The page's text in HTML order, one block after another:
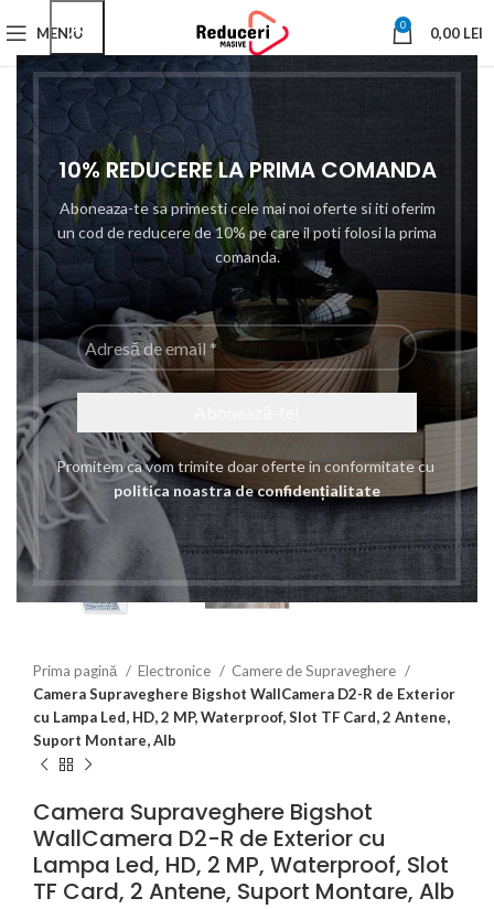
10% REDUCERE LA PRIMA COMANDA
Aboneaza-te sa primesti cele mai noi oferte si iti oferim
un cod de reducere de 10% pe care il poti folosi la prima
comanda.
Adresă
de
email
*
Promitem ca vom trimite doar oferte in conformitate cu
politica noastra de confidențialitate
MENIU 0 0,00 LEI
Click to enlarge
Prima pagină Electronice
Camere de Supraveghere
Camera Supraveghere Bigshot WallCamera D2-R de Exterior
cu Lampa Led, HD, 2 MP, Waterproof, Slot TF Card, 2 Antene,
Suport Montare, Alb
Camera Supraveghere Bigshot
WallCamera D2-R de Exterior cu
Lampa Led, HD, 2 MP, Waterproof, Slot
TF Card, 2 Antene, Suport Montare, Alb